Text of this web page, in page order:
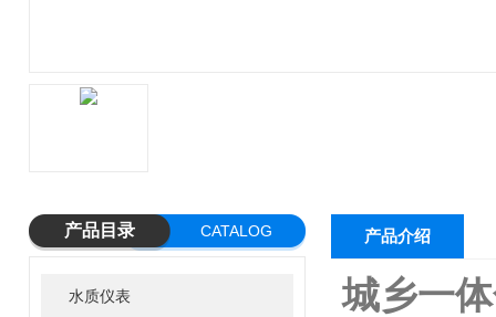
产品目录 CATALOG
水质仪表
产品介绍
城乡一